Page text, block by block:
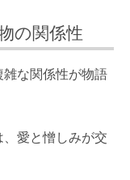
の関係性
雑な関係性が物語
愛と憎しみが交